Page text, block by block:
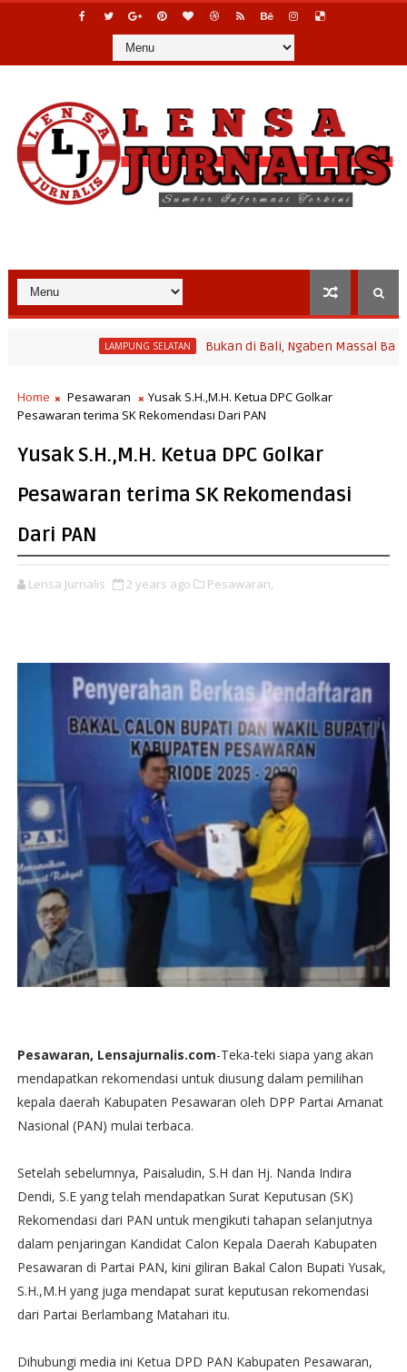
LAMPUNG SELATAN Bukan di Bali, Ngaben Massal Balinuraga
Home Pesawaran
Yusak S.H.,M.H. Ketua DPC Golkar
Pesawaran terima SK Rekomendasi Dari PAN
Yusak S.H.,M.H. Ketua DPC Golkar
Pesawaran terima SK Rekomendasi
Dari PAN
Lensa Jurnalis 2 years ago Pesawaran,
Pesawaran, Lensajurnalis.com-Teka-teki siapa yang akan
mendapatkan rekomendasi untuk diusung dalam pemilihan
kepala daerah Kabupaten Pesawaran oleh DPP Partai Amanat
Nasional (PAN) mulai terbaca.
Setelah sebelumnya, Paisaludin, S.H dan Hj. Nanda Indira
Dendi, S.E yang telah mendapatkan Surat Keputusan (SK)
Rekomendasi dari PAN untuk mengikuti tahapan selanjutnya
dalam penjaringan Kandidat Calon Kepala Daerah Kabupaten
Pesawaran di Partai PAN, kini giliran Bakal Calon Bupati Yusak,
S.H.,M.H yang juga mendapat surat keputusan rekomendasi
dari Partai Berlambang Matahari itu.
Dihubungi media ini Ketua DPD PAN Kabupaten Pesawaran,